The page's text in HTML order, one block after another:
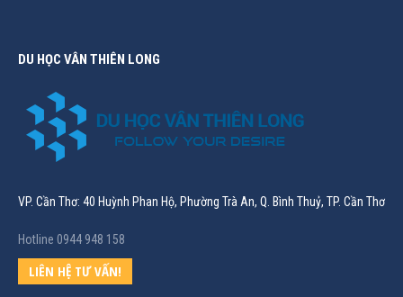
DU HỌC VÂN THIÊN LONG
VP. Cần Thơ: 40 Huỳnh Phan Hộ, Phường Trà An, Q. Bình Thuỷ, TP. Cần Thơ
Hotline 0944 948 158
LIÊN HỆ TƯ VẤN!